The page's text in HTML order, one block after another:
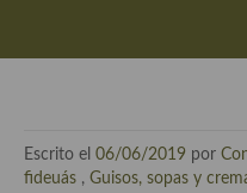
Tiendas especiales
Escrito el 06/06/2019 por
fideuás , Guisos, sopas y